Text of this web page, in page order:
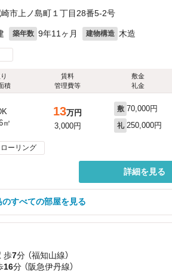
市上ノ島町１丁目28番5-2号
築年数 9年11ヶ月 建物構造 木造
積
賃料
管理費等
敷金
礼金
㎡
13万円
3,000円
敷 70,000円
礼 250,000円
ーリング
詳細を見る
すべての部屋を見る
歩7分 （福知山線）
16分 （阪急伊丹線）